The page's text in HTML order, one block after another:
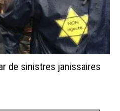
de sinistres janissaires